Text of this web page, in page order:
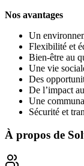
Nos avantages
Un
Flexibilité et
Bien-être au
Une vie
Des
De l’impact
Une
Sécurité et
À propos de